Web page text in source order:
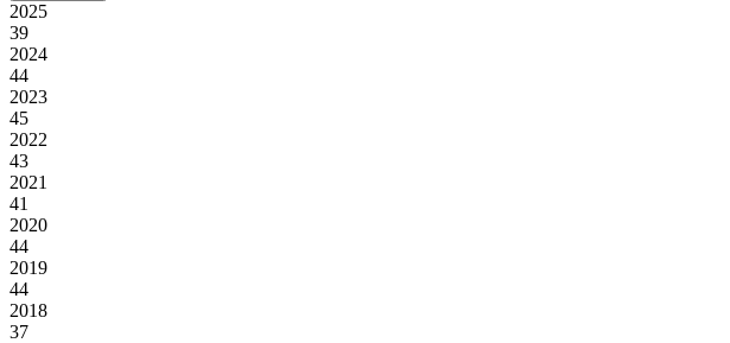
2025
39
2024
44
2023
45
2022
43
2021
41
2020
44
2019
44
2018
37